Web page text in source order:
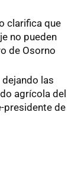
clarifica que
no pueden
de Osorno
las
agrícola del
presidente de